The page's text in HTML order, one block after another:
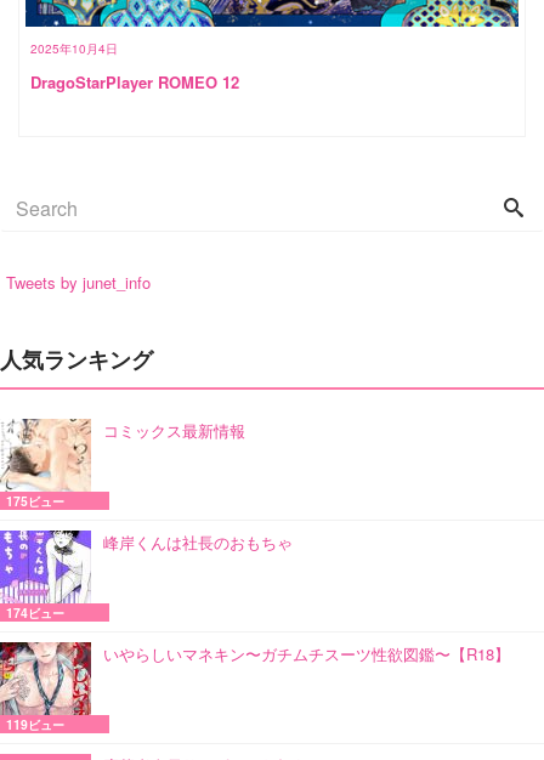
2025年10月4日
DragoStarPlayer ROMEO 12
Tweets by junet_info
人気ランキング
コミックス最新情報
175ビュー
峰岸くんは社長のおもちゃ
174ビュー
いやらしいマネキン〜ガチムチスーツ性欲図鑑〜【R18】
119ビュー